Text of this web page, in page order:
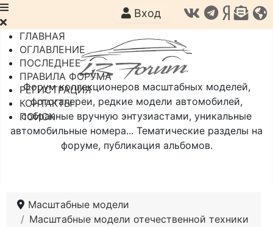
Форум коллекционеров масштабных моделей,
фотогалереи, редкие модели автомобилей,
собранные вручную энтузиастами, уникальные
автомобильные номера... Тематические разделы на
форуме, публикация альбомов.
Вход
ГЛАВНАЯ
ОГЛАВЛЕНИЕ
ПОСЛЕДНЕЕ
ПРАВИЛА ФОРУМА
РЕГИСТРАЦИЯ
КОНТАКТЫ
ПОИСК
Масштабные модели
Масштабные модели отечественной техники